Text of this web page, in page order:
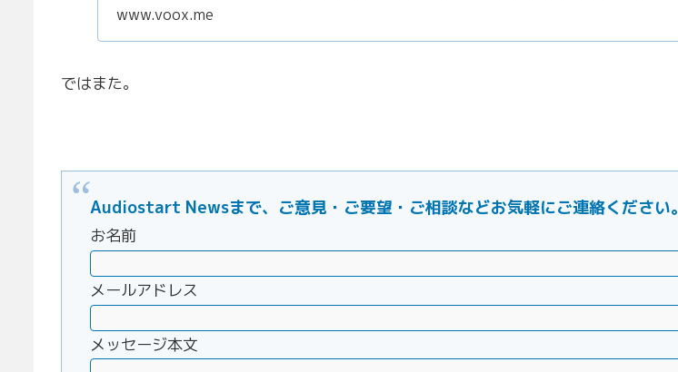
www.voox.me
ではまた。
Audiostart Newsまで、ご意見・ご要望・ご相談などお気軽にご連絡ください。
お名前
メールアドレス
メッセージ本文